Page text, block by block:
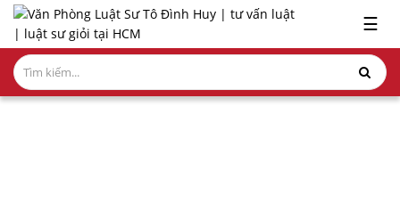
x
GIỚI
THIỆU
☰